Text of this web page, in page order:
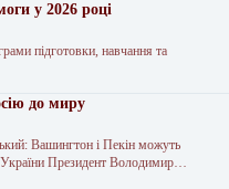
у 2026 році
підготовки, навчання та
до миру
Вашингтон і Пекін можуть
Президент Володимир